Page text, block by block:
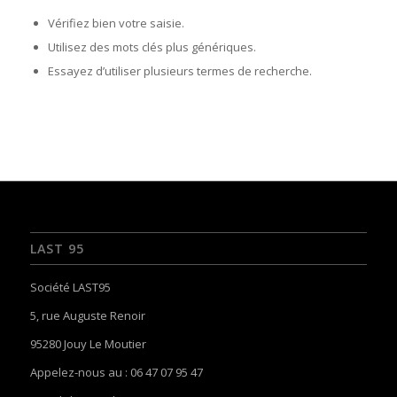
Vérifiez bien votre saisie.
Utilisez des mots clés plus génériques.
Essayez d’utiliser plusieurs termes de recherche.
LAST 95
Société LAST95
5, rue Auguste Renoir
95280 Jouy Le Moutier
Appelez-nous au : 06 47 07 95 47